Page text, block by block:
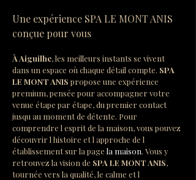
Une expérience SPA LE MONT ANIS
conçue pour vous
À Aiguilhe, les meilleurs instants se vivent
dans un espace où chaque détail compte. SPA
LE MONT ANIS propose une expérience
premium, pensée pour accompagner votre
venue étape par étape, du premier contact
jusqu au moment de détente. Pour
comprendre l esprit de la maison, vous pouvez
découvrir l histoire et l approche de l
établissement sur la page la maison. Vous y
retrouvez la vision de SPA LE MONT ANIS,
tournée vers la qualité, le calme et l